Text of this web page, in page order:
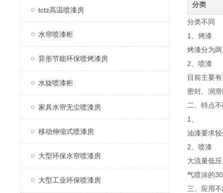
tctz高温喷漆房
水帘喷漆柜
异形节能环保喷烤漆房
水旋喷漆柜
家具水帘无尘喷漆房
移动伸缩式喷漆房
大型环保水帘喷漆房
大型工业环保喷漆房
分类
分类不同
1、烤漆
烤漆分为
2、喷漆
目前主要
密封、润
二、特点
1、
油漆要求
2、喷漆
大流量低
气喷涂的
三、应用